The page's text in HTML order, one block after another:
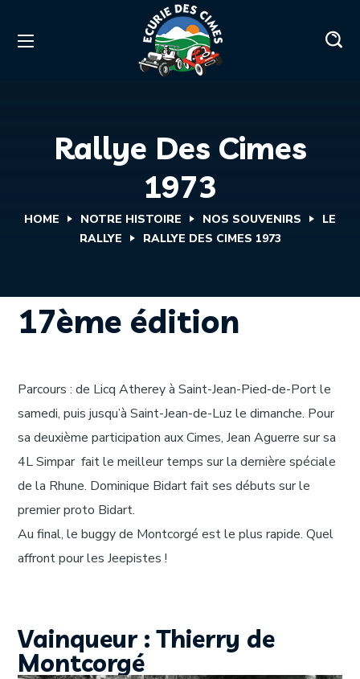
Rallye Des Cimes
1973
HOME NOTRE HISTOIRE NOS SOUVENIRS
LE
RALLYE
RALLYE DES CIMES 1973
17ème édition
Parcours : de Licq Atherey à Saint-Jean-Pied-de-Port le
samedi, puis jusqu’à Saint-Jean-de-Luz le dimanche. Pour
sa deuxième participation aux Cimes, Jean Aguerre sur sa
4L Simpar fait le meilleur temps sur la dernière spéciale
de la Rhune. Dominique Bidart fait ses débuts sur le
premier proto Bidart.
Au final, le buggy de Montcorgé est le plus rapide. Quel
affront pour les Jeepistes !
Vainqueur : Thierry de
Montcorgé